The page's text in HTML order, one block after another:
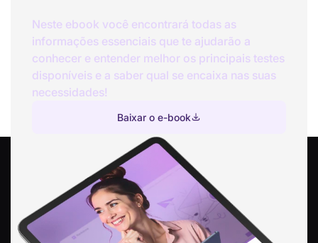
Neste ebook você encontrará todas as
informações essenciais que te ajudarão a
conhecer e entender melhor os principais testes
disponíveis e a saber qual se encaixa nas suas
necessidades!
Baixar o e-book